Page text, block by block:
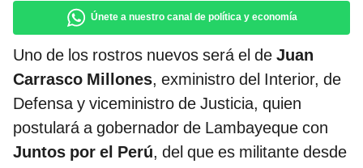
Únete a nuestro canal de política y economía
Uno de los rostros nuevos será el de Juan
Carrasco Millones, exministro del Interior, de
Defensa y viceministro de Justicia, quien
postulará a gobernador de Lambayeque con
Juntos por el Perú, del que es militante desde